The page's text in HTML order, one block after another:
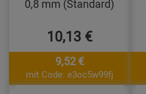
0,8 mm (Standard)
10,13 €
9,52 €
mit Code: e3oc5w99fj